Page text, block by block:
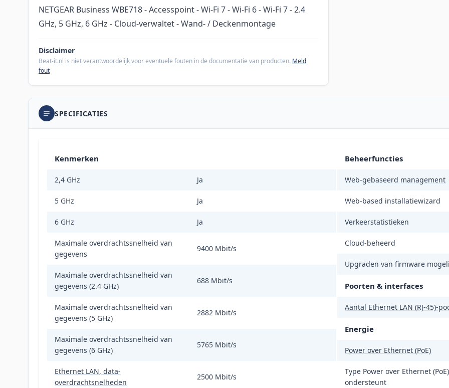
NETGEAR Business WBE718 - Accesspoint - Wi-Fi 7 - Wi-Fi 6 - Wi-Fi 7 - 2.4
GHz, 5 GHz, 6 GHz - Cloud-verwaltet - Wand- / Deckenmontage
Disclaimer
Beat-it.nl is niet verantwoordelijk voor eventuele fouten in de documentatie van producten. Meld
fout
SPECIFICATIES
Kenmerken
2,4 GHz Ja
5 GHz Ja
6 GHz Ja
Maximale overdrachtssnelheid van
gegevens
9400 Mbit/s
Maximale overdrachtssnelheid van
gegevens (2.4 GHz)
688 Mbit/s
Maximale overdrachtssnelheid van
gegevens (5 GHz)
2882 Mbit/s
Maximale overdrachtssnelheid van
gegevens (6 GHz)
5765 Mbit/s
Ethernet LAN, data-
overdrachtsnelheden
2500 Mbit/s
Beheerfuncties
Web-gebaseerd management
Web-based installatiewizard
Verkeerstatistieken
Cloud-beheerd
Upgraden van firmware
Poorten & interfaces
Aantal Ethernet LAN (RJ-45)-
Energie
Power over Ethernet (PoE)
Type Power over Ethernet (PoE)
ondersteunt